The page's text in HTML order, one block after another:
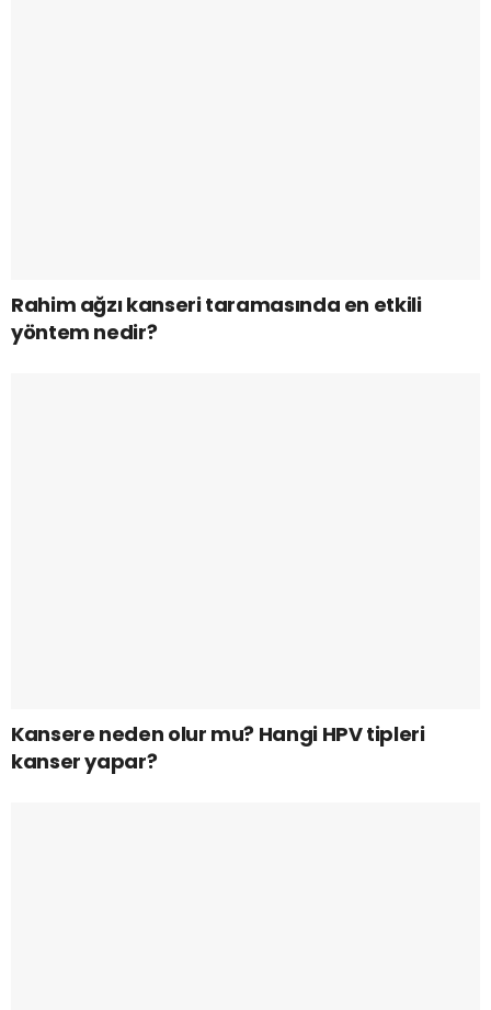
Rahim ağzı kanseri taramasında en etkili
yöntem nedir?
Kansere neden olur mu? Hangi HPV tipleri
kanser yapar?